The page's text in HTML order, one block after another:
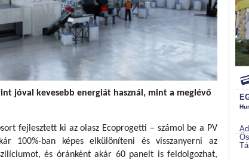
jóval kevesebb energiát használ, mint a meglévő
fejlesztett ki az olasz Ecoprogetti – számol be a PV
100%-ban képes elkülöníteni és visszanyerni az
és óránként akár 60 panelt is feldolgozhat,